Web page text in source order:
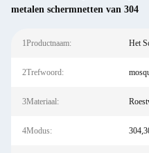
metalen schermnetten van 304
1Productnaam: Het
2Trefwoord:
3Materiaal:
4Modus: